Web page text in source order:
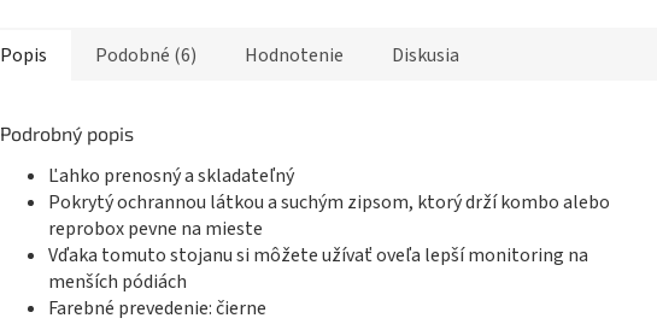
Popis Podobné (6) Hodnotenie Diskusia
Podrobný popis
Ľahko prenosný a skladateľný
Pokrytý ochrannou látkou a suchým zipsom, ktorý drží kombo alebo
reprobox pevne na mieste
Vďaka tomuto stojanu si môžete užívať oveľa lepší monitoring na
menších pódiách
Farebné prevedenie: čierne